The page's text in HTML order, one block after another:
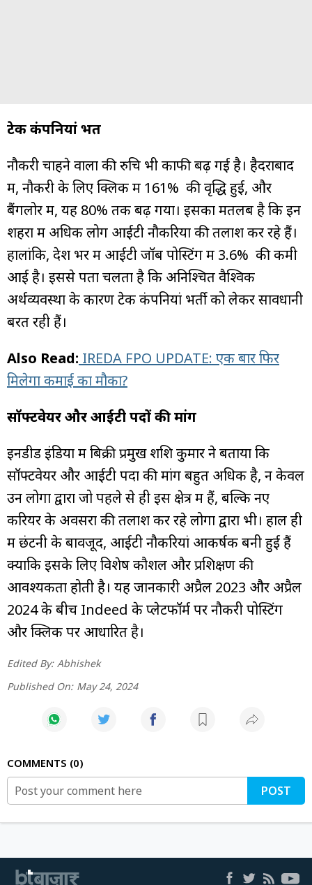
टेक कंपनियां भर्ती
नौकरी चाहने वालों की रुचि भी काफी बढ़ गई है। हैदराबाद
में, नौकरी के लिए क्लिक में 161% की वृद्धि हुई, और
बैंगलोर में, यह 80% तक बढ़ गया। इसका मतलब है कि इन
शहरों में अधिक लोग आईटी नौकरियों की तलाश कर रहे हैं।
हालांकि, देश भर में आईटी जॉब पोस्टिंग में 3.6% की कमी
आई है। इससे पता चलता है कि अनिश्चित वैश्विक
अर्थव्यवस्था के कारण टेक कंपनियां भर्ती को लेकर सावधानी
बरत रही हैं।
Also Read: IREDA FPO UPDATE: एक बार फिर
मिलेगा कमाई का मौका?
सॉफ्टवेयर और आईटी पदों की मांग
इनडीड इंडिया में बिक्री प्रमुख शशि कुमार ने बताया कि
सॉफ्टवेयर और आईटी पदों की मांग बहुत अधिक है, न केवल
उन लोगों द्वारा जो पहले से ही इस क्षेत्र में हैं, बल्कि नए
करियर के अवसरों की तलाश कर रहे लोगों द्वारा भी। हाल ही
में छंटनी के बावजूद, आईटी नौकरियां आकर्षक बनी हुई हैं
क्योंकि इसके लिए विशेष कौशल और प्रशिक्षण की
आवश्यकता होती है। यह जानकारी अप्रैल 2023 और अप्रैल
2024 के बीच Indeed के प्लेटफॉर्म पर नौकरी पोस्टिंग
और क्लिक पर आधारित है।
Edited By: Abhishek
Published On: May 24, 2024
COMMENTS 0
POST